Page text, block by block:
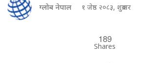
ग्लोब नेपाल १ जेष्ठ २०८३, शुक्रबार
189
Shares